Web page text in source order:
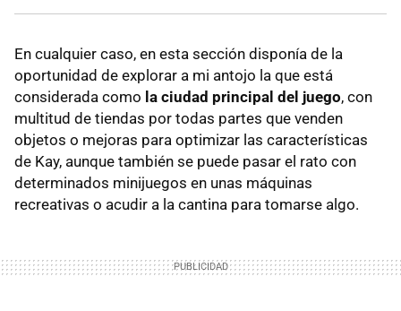
En cualquier caso, en esta sección disponía de la
oportunidad de explorar a mi antojo la que está
considerada como la ciudad principal del juego, con
multitud de tiendas por todas partes que venden
objetos o mejoras para optimizar las características
de Kay, aunque también se puede pasar el rato con
determinados minijuegos en unas máquinas
recreativas o acudir a la cantina para tomarse algo.